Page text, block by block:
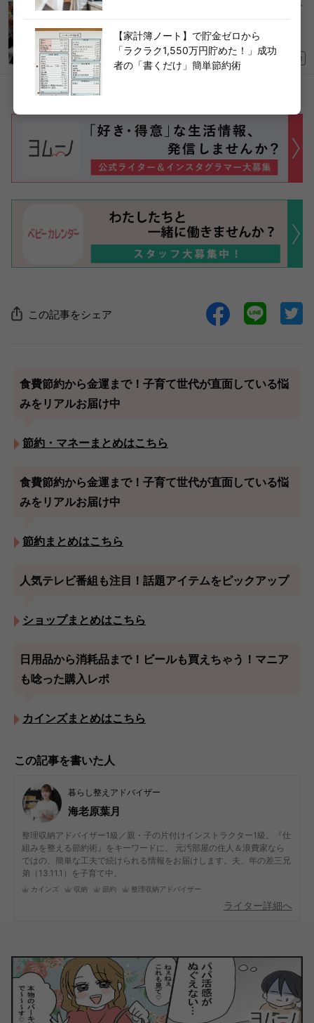
コストコマニアが実践！【大人気ミニサイズのチ
ーズ】“10分で完成”絶品アレンジ「棚からなくな
る前に買い占めたい！」
2026/05/19 PR
この記事をシェア
食費節約から金運まで！子育て世代が直面している悩
みをリアルお届け中
節約・マネーまとめはこちら
食費節約から金運まで！子育て世代が直面している悩
みをリアルお届け中
節約まとめはこちら
人気テレビ番組も注目！話題アイテムをピックアップ
ショップまとめはこちら
日用品から消耗品まで！ビールも買えちゃう！マニア
も唸った購入レポ
カインズまとめはこちら
この記事を書いた人
暮らし整えアドバイザー
海老原葉月
整理収納アドバイザー1級／親・子の片付けインストラクター1級。『仕
組みを整える節約術』をキーワードに、 元汚部屋の住人＆浪費家なら
ではの、簡単な工夫で続けられる情報をお届けします。夫、年の差三兄
弟（13.11.1）を子育て中。
カインズ 収納 節約 整理収納アドバイザー
ライター詳細へ
【家計簿ノート】で貯金ゼロから
「ラクラク1,550万円貯めた！」成功
者の「書くだけ」簡単節約術